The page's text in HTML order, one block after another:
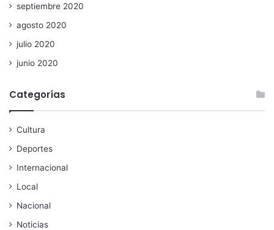
septiembre 2020
agosto 2020
julio 2020
junio 2020
Categorías
Cultura
Deportes
Internacional
Local
Nacional
Noticias